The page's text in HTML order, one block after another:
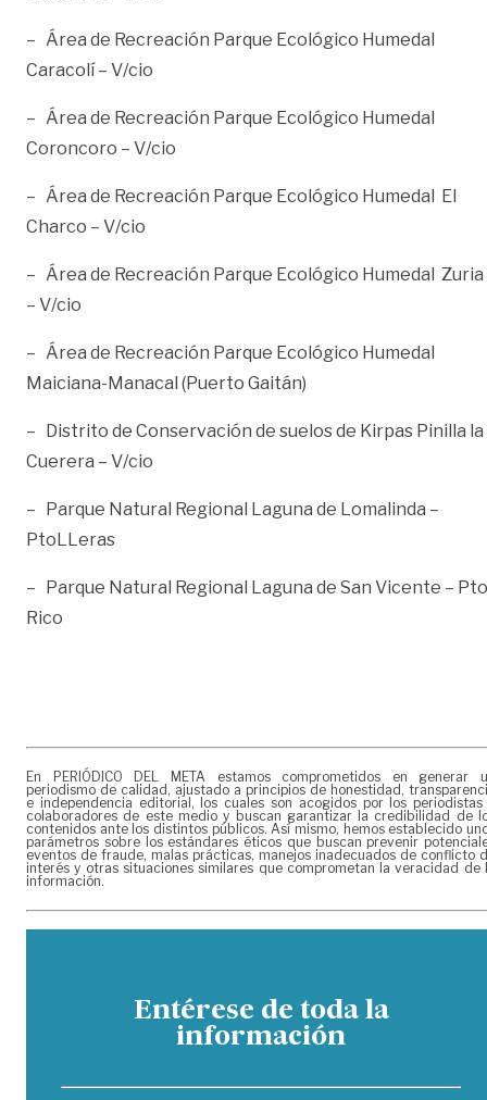
– Área de Recreación Parque Ecológico Humedal
Caracolí – V/cio
– Área de Recreación Parque Ecológico Humedal
Coroncoro – V/cio
– Área de Recreación Parque Ecológico Humedal El
Charco – V/cio
– Área de Recreación Parque Ecológico Humedal Zuria
– V/cio
– Área de Recreación Parque Ecológico Humedal
Maiciana-Manacal (Puerto Gaitán)
– Distrito de Conservación de suelos de Kirpas Pinilla la
Cuerera – V/cio
– Parque Natural Regional Laguna de Lomalinda –
PtoLLeras
– Parque Natural Regional Laguna de San Vicente – Pto
Rico
En PERIÓDICO DEL META estamos comprometidos en generar
periodismo de calidad, ajustado a principios de honestidad,
e independencia editorial, los cuales son acogidos por los periodistas
colaboradores de este medio y buscan garantizar la credibilidad de
contenidos ante los distintos públicos. Así mismo, hemos establecido
parámetros sobre los estándares éticos que buscan prevenir
eventos de fraude, malas prácticas, manejos inadecuados de conflicto
interés y otras situaciones similares que comprometan la veracidad de
información.
Entérese de toda la
información